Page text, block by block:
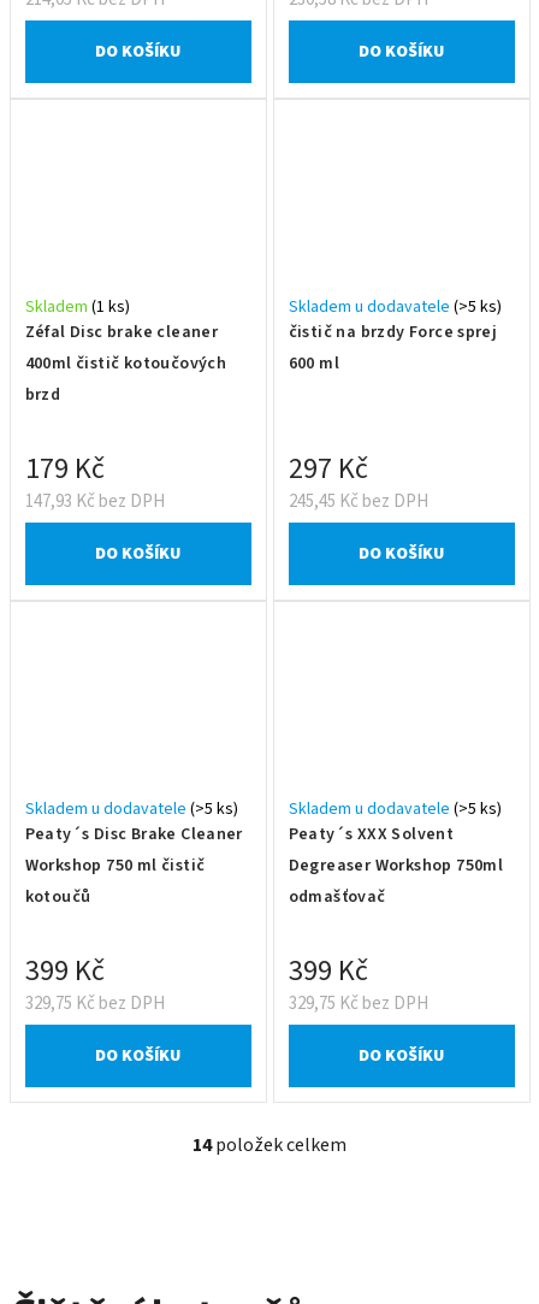
DO KOŠÍKU DO KOŠÍKU
Zéfal Disc brake cleaner
400ml čistič kotoučových
brzd
Skladem (1 ks)
147,93 Kč bez DPH
179 Kč
DO KOŠÍKU
čistič na brzdy Force sprej
600 ml
Skladem u dodavatele (>5 ks)
245,45 Kč bez DPH
297 Kč
DO KOŠÍKU
Peaty´s Disc Brake Cleaner
Workshop 750 ml čistič
kotoučů
Skladem u dodavatele (>5 ks)
329,75 Kč bez DPH
399 Kč
DO KOŠÍKU
Peaty´s XXX Solvent
Degreaser Workshop 750ml
odmašťovač
Skladem u dodavatele (>5 ks)
329,75 Kč bez DPH
399 Kč
DO KOŠÍKU
O
14položek celkem